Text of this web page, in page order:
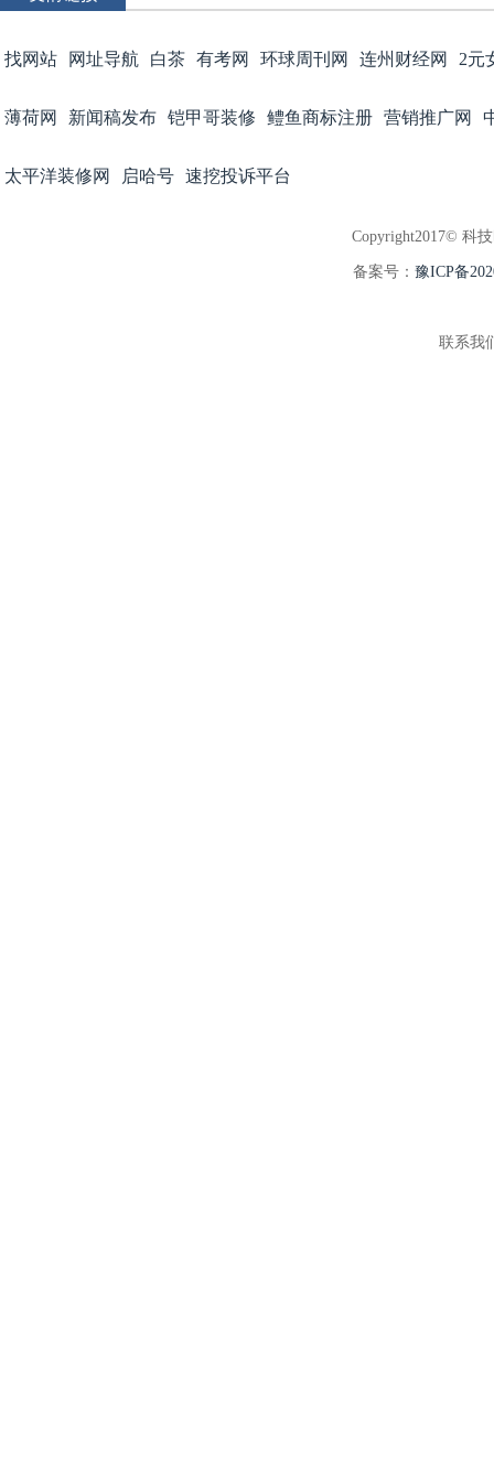
找网站 网址导航 白茶 有考网 环球周刊网 连州财经网 2元
薄荷网 新闻稿发布 铠甲哥装修 鳢鱼商标注册 营销推广网
太平洋装修网 启哈号 速挖投诉平台
Copyright2017© 科
备案号： 豫ICP备
联系我